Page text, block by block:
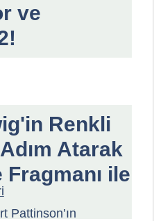
ve
Renkli
Atarak
ile
Pattinson’ın